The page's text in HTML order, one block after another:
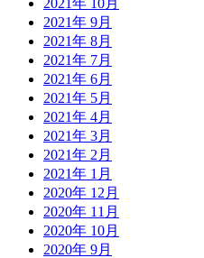
2021年 9月
2021年 8月
2021年 7月
2021年 6月
2021年 5月
2021年 4月
2021年 3月
2021年 2月
2021年 1月
2020年 12月
2020年 11月
2020年 10月
2020年 9月